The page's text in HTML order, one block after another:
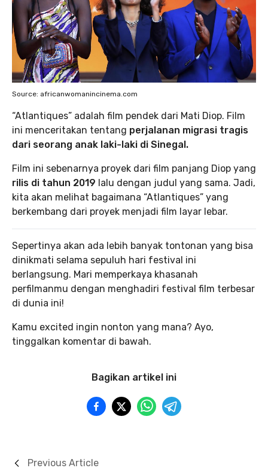
Source: africanwomanincinema.com
“Atlantiques” adalah film pendek dari Mati Diop. Film
ini menceritakan tentang perjalanan migrasi tragis
dari seorang anak laki-laki di Sinegal.
Film ini sebenarnya proyek dari film panjang Diop yang
rilis di tahun 2019 lalu dengan judul yang sama. Jadi,
kita akan melihat bagaimana “Atlantiques” yang
berkembang dari proyek menjadi film layar lebar.
Sepertinya akan ada lebih banyak tontonan yang bisa
dinikmati selama sepuluh hari festival ini
berlangsung. Mari memperkaya khasanah
perfilmanmu dengan menghadiri festival film terbesar
di dunia ini!
Kamu excited ingin nonton yang mana? Ayo,
tinggalkan komentar di bawah.
Bagikan artikel ini
Previous Article